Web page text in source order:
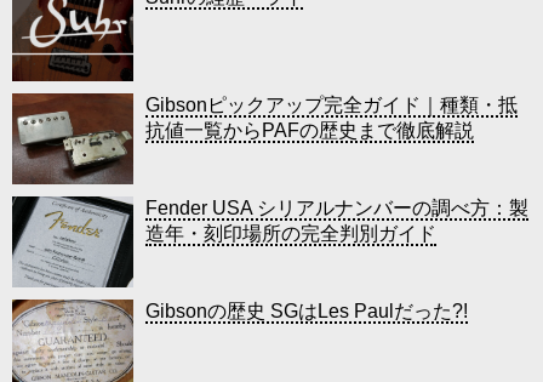
Gibsonピックアップ完全ガイド｜種類・抵
抗値一覧からPAFの歴史まで徹底解説
Fender USA シリアルナンバーの調べ方：製
造年・刻印場所の完全判別ガイド
Gibsonの歴史 SGはLes Paulだった?!